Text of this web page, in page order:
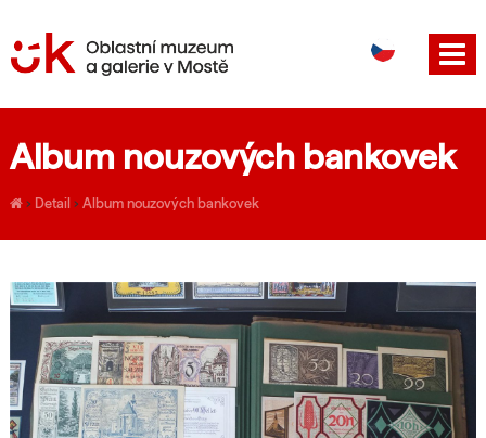
EN
Album nouzových bankovek
› Detail › Album nouzových bankovek